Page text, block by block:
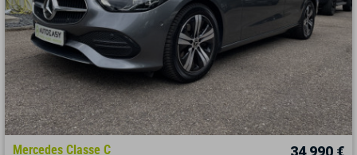
Mercedes Classe C 34 990 €